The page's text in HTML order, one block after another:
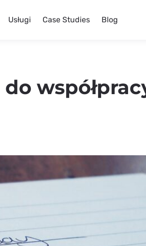
Usługi Case Studies Blog